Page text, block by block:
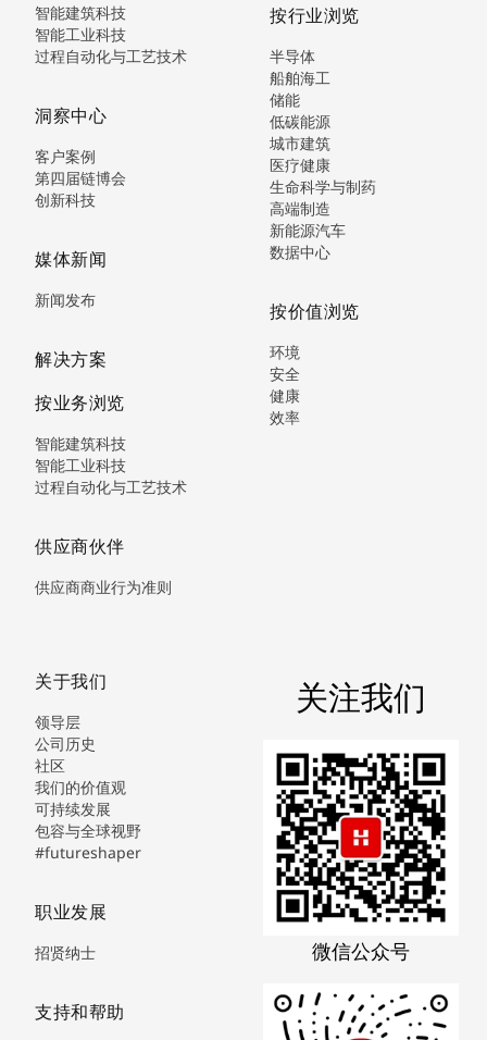
智能建筑科技
智能工业科技
过程自动化与工艺技术
洞察中心
客户案例
第四届链博会
创新科技
媒体新闻
新闻发布
解决方案
按业务浏览
智能建筑科技
智能工业科技
过程自动化与工艺技术
供应商伙伴
供应商商业行为准则
按行业浏览
半导体
船舶海工
储能
低碳能源
城市建筑
医疗健康
生命科学与制药
高端制造
新能源汽车
数据中心
按价值浏览
环境
安全
健康
效率
关于我们
领导层
公司历史
社区
我们的价值观
可持续发展
包容与全球视野
#futureshaper
职业发展
招贤纳士
支持和帮助
关注我们
微信公众号